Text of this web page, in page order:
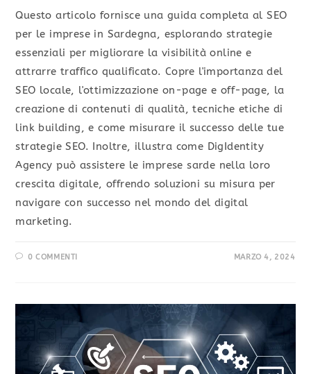
Questo articolo fornisce una guida completa al SEO
per le imprese in Sardegna, esplorando strategie
essenziali per migliorare la visibilità online e
attrarre traffico qualificato. Copre l'importanza del
SEO locale, l'ottimizzazione on-page e off-page, la
creazione di contenuti di qualità, tecniche etiche di
link building, e come misurare il successo delle tue
strategie SEO. Inoltre, illustra come DigIdentity
Agency può assistere le imprese sarde nella loro
crescita digitale, offrendo soluzioni su misura per
navigare con successo nel mondo del digital
marketing.
0 COMMENTI MARZO 4, 2024